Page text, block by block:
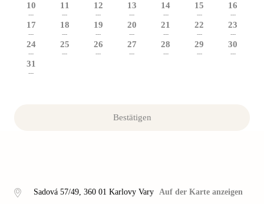
10
---
11
---
12
---
13
---
14
---
15
---
16
---
17
---
18
---
19
---
20
---
21
---
22
---
23
---
24
---
25
---
26
---
27
---
28
---
29
---
30
---
31
---
Bestätigen
Sadová 57/49, 360 01 Karlovy Vary Auf der Karte anzeigen